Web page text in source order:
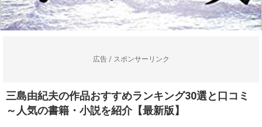
広告 / スポンサーリンク
三島由紀夫の作品おすすめランキング30選と口コミ
～人気の書籍・小説を紹介【最新版】